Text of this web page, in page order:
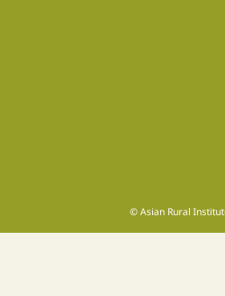
© Asian Rural